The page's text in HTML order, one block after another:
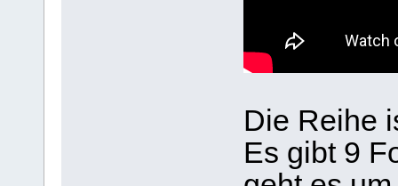
Die Reihe
Es gibt 9